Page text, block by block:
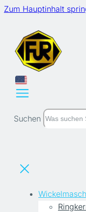
Zum Hauptinhalt
Suchen